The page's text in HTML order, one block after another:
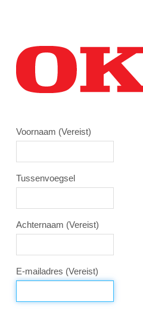
Voornaam (Vereist)
Tussenvoegsel
Achternaam (Vereist)
E-mailadres (Vereist)